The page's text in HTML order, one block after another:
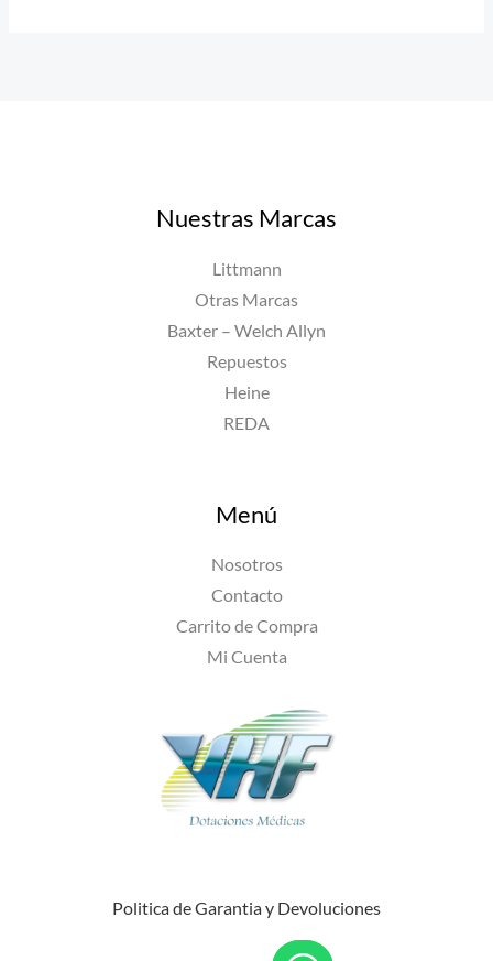
Nuestras Marcas
Littmann
Otras Marcas
Baxter – Welch Allyn
Repuestos
Heine
REDA
Menú
Nosotros
Contacto
Carrito de Compra
Mi Cuenta
Politica de Garantia y Devoluciones